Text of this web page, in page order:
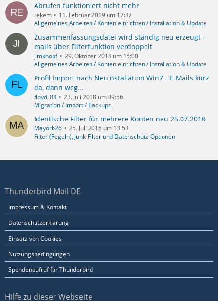
Abrufen funktioniert nicht mehr
rekem
11. Februar 2019 um 17:37
Allgemeines Arbeiten / Konten einrichten / Installation & Update
Zusammenfassungsdatei wird ständig neu erzeugt -
mails über Filterfunktion verdoppelt
jimknopf
29. Oktober 2018 um 15:00
Allgemeines Arbeiten / Konten einrichten / Installation & Update
Profil Import nach Neuinstallation Win7 - E-Mails kurz
da, dann weg...
floyd_83
23. Juli 2018 um 09:56
Migration / Import / Backups
Identische Filter für mehrere Konten neu 25.07.2018
Mayorb26
25. Juli 2018 um 13:53
Filter (Regeln), Junk-Filter und Datenschutz-Optionen
Thunderbird Mail DE
Impressum & Kontakt
Datenschutzerklärung
Einsatz von Cookies
Nutzungsbedingungen
Spendenaufruf für Thunderbird
Hilfe zu dieser Webseite